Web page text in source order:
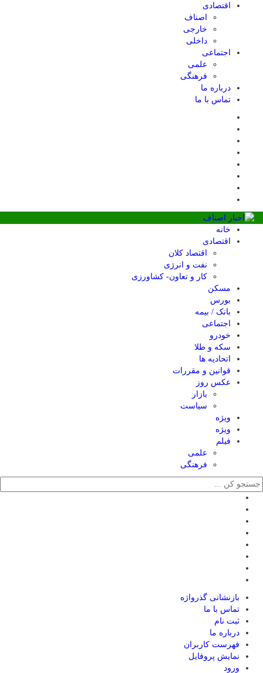
اقتصادی
اصناف
خارجی
داخلی
اجتماعی
علمی
فرهنگی
درباره ما
تماس با ما
خانه
اقتصادی
اقتصاد کلان
نفت و انرژی
کار و تعاون- کشاورزی
مسکن
بورس
بانک / بیمه
اجتماعی
خودرو
سکه و طلا
اتحادیه ها
قوانین و مقررات
عکس روز
بازار
سیاست
ویژه
ویژه
فیلم
علمی
فرهنگی
بازنشانی گذرواژه
تماس با ما
ثبت نام
درباره ما
فهرست کاربران
نمایش پروفایل
ورود